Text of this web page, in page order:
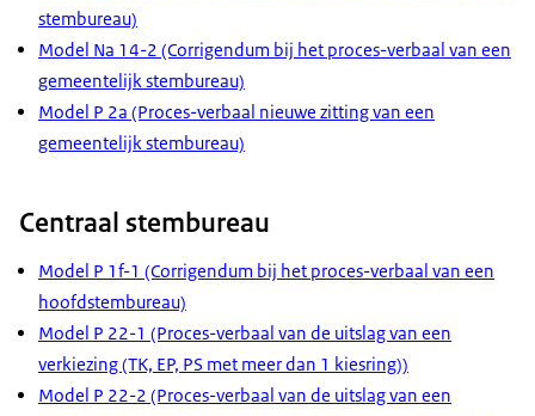
stembureau)
Model Na 14-2 (Corrigendum bij het proces-verbaal van een
gemeentelijk stembureau)
Model P 2a (Proces-verbaal nieuwe zitting van een
gemeentelijk stembureau)
Centraal stembureau
Model P 1f-1 (Corrigendum bij het proces-verbaal van een
hoofdstembureau)
Model P 22-1 (Proces-verbaal van de uitslag van een
verkiezing (TK, EP, PS met meer dan 1 kiesring))
Model P 22-2 (Proces-verbaal van de uitslag van een